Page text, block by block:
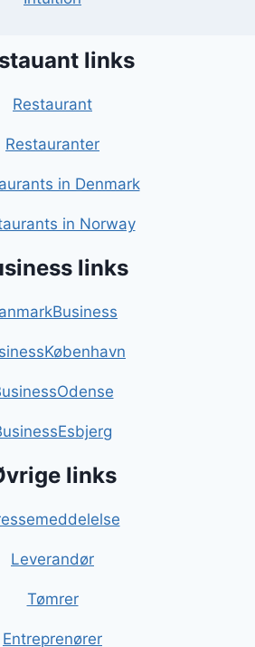
links
Restaurant
Restauranter
in Denmark
in Norway
links
links
Leverandør
Tømrer
Entreprenører